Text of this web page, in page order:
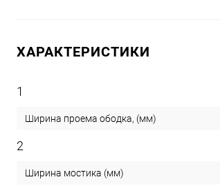
ХАРАКТЕРИСТИКИ
1
Ширина проема ободка, (мм)
2
Ширина мостика (мм)